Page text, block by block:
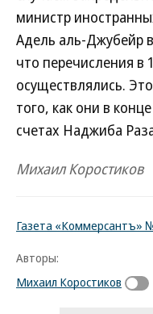
министр
Адель аль-Джубейр
что перечисления в
осуществлялись.
того, как они в
счетах Наджиба
Михаил Коростиков
Газета «Коммерсантъ»
Авторы:
Михаил Коростиков